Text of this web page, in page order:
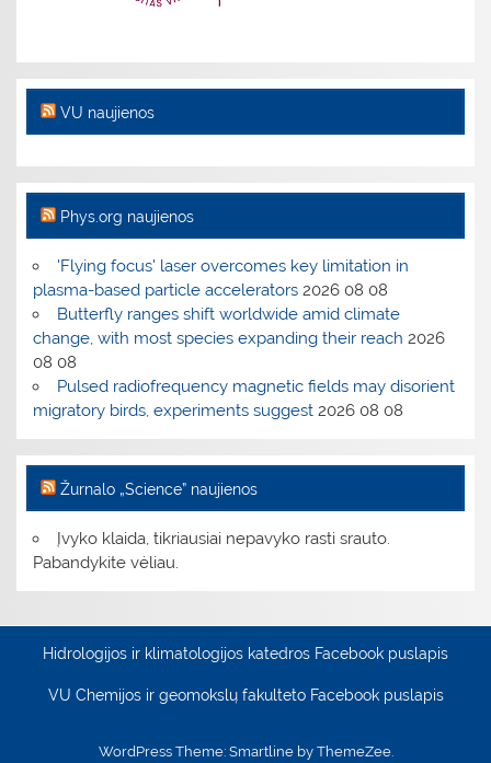
VU naujienos
Phys.org naujienos
'Flying focus' laser overcomes key limitation in
plasma-based particle accelerators 2026 08 08
Butterfly ranges shift worldwide amid climate
change, with most species expanding their reach 2026
08 08
Pulsed radiofrequency magnetic fields may disorient
migratory birds, experiments suggest 2026 08 08
Žurnalo „Science” naujienos
Įvyko klaida, tikriausiai nepavyko rasti srauto.
Pabandykite vėliau.
Hidrologijos ir klimatologijos katedros Facebook puslapis
VU Chemijos ir geomokslų fakulteto Facebook puslapis
WordPress Theme: Smartline by ThemeZee.